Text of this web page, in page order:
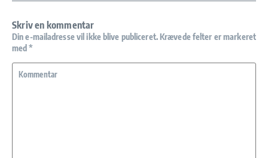
Skriv en kommentar
Din e-mailadresse vil ikke blive publiceret.Krævede felter er markeret
med*